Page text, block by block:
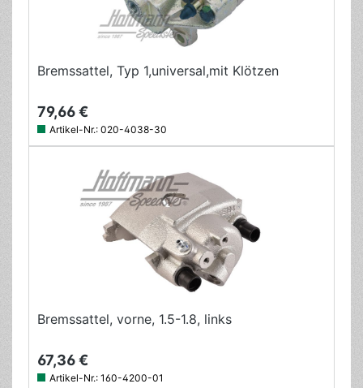
Bremssattel, Typ 1,universal,mit Klötzen
79,66 €
Artikel-Nr.: 020-4038-30
Bremssattel, vorne, 1.5-1.8, links
67,36 €
Artikel-Nr.: 160-4200-01